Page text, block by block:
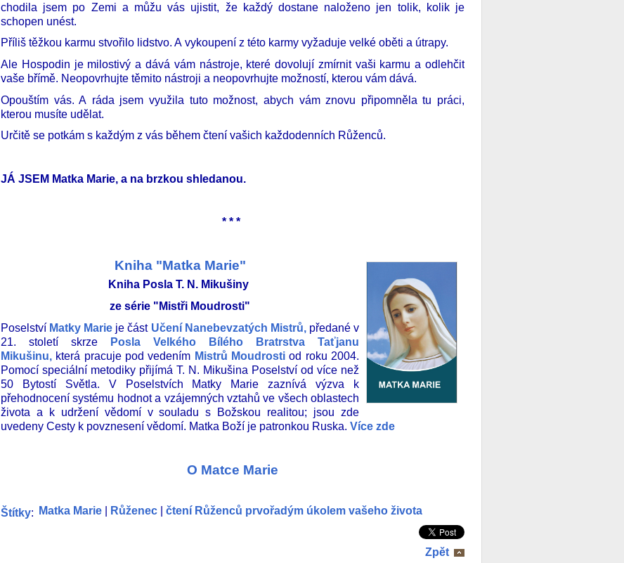
chodila jsem po Zemi a můžu vás ujistit, že každý dostane naloženo jen tolik, kolik je
schopen unést.
Příliš těžkou karmu stvořilo lidstvo. A vykoupení z této karmy vyžaduje velké oběti a útrapy.
Ale Hospodin je milostivý a dává vám nástroje, které dovolují zmírnit vaši karmu a odlehčit
vaše břímě. Neopovrhujte těmito nástroji a neopovrhujte možností, kterou vám dává.
Opouštím vás. A ráda jsem využila tuto možnost, abych vám znovu připomněla tu práci,
kterou musíte udělat.
Určitě se potkám s každým z vás během čtení vašich každodenních Růženců.
JÁ JSEM Matka Marie, a na brzkou shledanou.
* * *
Kniha "Matka Marie"
Kniha Posla T. N. Mikušiny
ze série "Mistři Moudrosti"
Poselství Matky Marie je část Učení Nanebevzatých Mistrů,předané v
21. století skrze
Posla Velkého Bílého Bratrstva
Taťjanu
Mikušinu, která pracuje pod vedením Mistrů Moudrosti od roku 2004.
Pomocí speciální metodiky přijímá T. N. Mikušina Poselství od více než
50 Bytostí Světla. V Poselstvích Matky Marie zaznívá výzva k
přehodnocení systému hodnot a vzájemných vztahů ve všech oblastech
života a k udržení vědomí v souladu s Božskou realitou; jsou zde
uvedeny Cesty k povznesení vědomí. Matka Boží je patronkou Ruska. Více zde
O Matce Marie
Štítky: Matka Marie Růženec čtení Růženců prvořadým úkolem vašeho života
Zpět